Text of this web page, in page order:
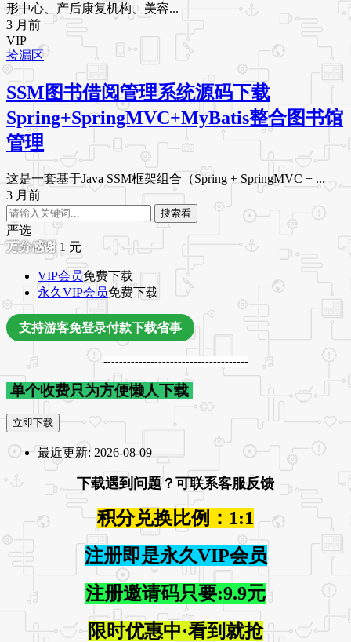
形中心、产后康复机构、美容...
3 月前
VIP
捡漏区
SSM图书借阅管理系统源码下载
Spring+SpringMVC+MyBatis整合图书馆
管理
这是一套基于Java SSM框架组合（Spring + SpringMVC + ...
3 月前
搜索看
严选
1 元
VIP会员免费下载
永久VIP会员免费下载
支持游客免登录付款下载省事
-------------------------------------
单个收费只为方便懒人下载
立即下载
最近更新: 2026-08-09
下载遇到问题？可联系客服反馈
积分兑换比例：1:1
注册即是永久VIP会员
注册邀请码只要:9.9元
限时优惠中·看到就抢